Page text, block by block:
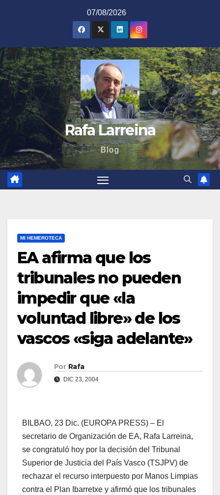
07/08/2026
Rafa Larreina
Blog
MI HEMEROTECA
EA afirma que los
tribunales no pueden
impedir que «la
voluntad libre» de los
vascos «siga adelante»
Por Rafa
DIC 23, 2004
BILBAO, 23 Dic. (EUROPA PRESS) – El
secretario de Organización de EA, Rafa Larreina,
se congratuló hoy por la decisión del Tribunal
Superior de Justicia del Paí­s Vasco (TSJPV) de
rechazar el recurso interpuesto por Manos Limpias
contra el Plan Ibarretxe y afirmó que los tribunales